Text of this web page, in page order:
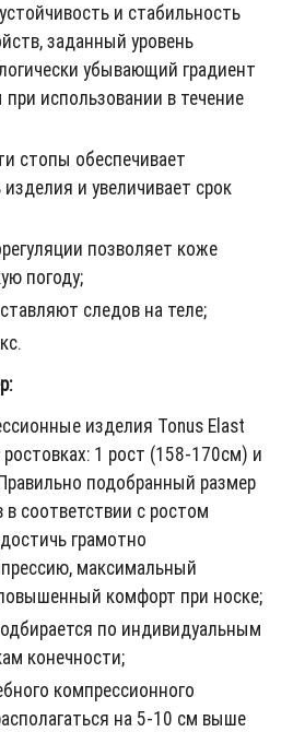
и стабильность
заданный уровень
убывающий градиент
использовании в течение
стопы обеспечивает
и увеличивает срок
позволяет коже
погоду;
следов на теле;
изделия Tonus Elast
1 рост (158-170см) и
подобранный размер
соответствии с ростом
грамотно
максимальный
комфорт при носке;
по индивидуальным
конечности;
компрессионного
на 5-10 см выше